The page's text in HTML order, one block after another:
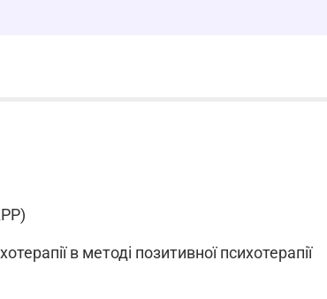
в методі позитивної психотерапії